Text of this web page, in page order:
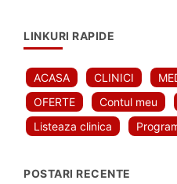
LINKURI RAPIDE
ACASA CLINICI
OFERTE
Contul meu
Listeaza clinica
POSTARI RECENTE